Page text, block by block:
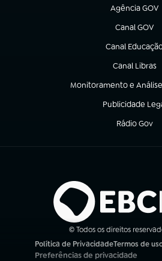
Agência GOV
(abre em nova
Canal GOV
(abre em
Canal
(abre em nova
Canal Libras
(abre em
Monitoramento e
(abre em nova aba)
Publicidade
(abre em nova
Rádio Gov
(abre em
© Todos os direitos
Política de Privacidade
(abre em nova aba)
Termos de
(abre em nova
Preferências de privacidade